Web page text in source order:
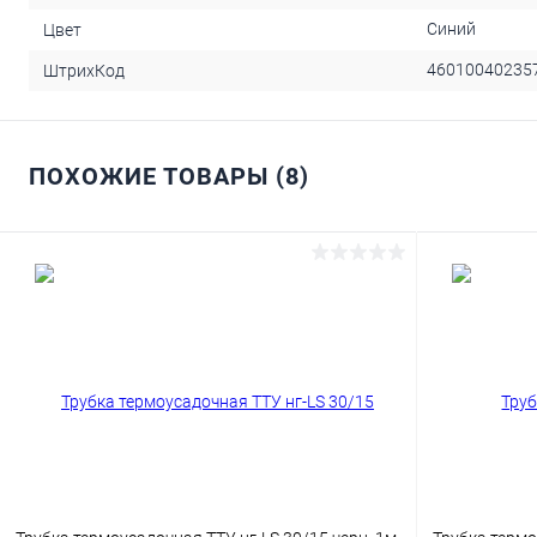
Цвет Синий
ШтрихКод
ПОХОЖИЕ ТОВАРЫ (8)